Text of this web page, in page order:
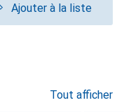
Ajouter à la liste
Tout afficher